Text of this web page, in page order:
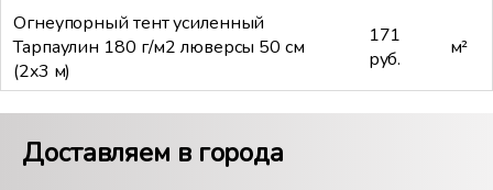
Огнеупорный тент усиленный
Тарпаулин 180 г/м2 люверсы 50 см
(2x3 м)
171
руб.
м²
Доставляем в города